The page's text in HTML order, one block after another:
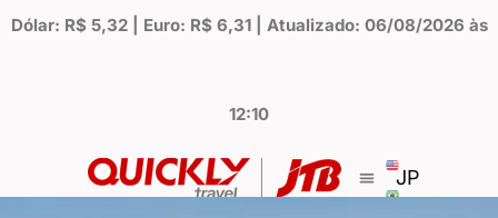
Dólar: R$ 5,32 | Euro: R$ 6,31 | Atualizado: 06/08/2026 às
12:10
JP